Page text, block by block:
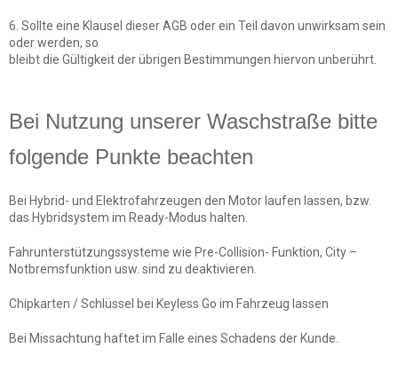
6. Sollte eine Klausel dieser AGB oder ein Teil davon unwirksam sein
oder werden, so
bleibt die Gültigkeit der übrigen Bestimmungen hiervon unberührt.
Bei Nutzung unserer Waschstraße bitte
folgende Punkte beachten
Bei Hybrid- und Elektrofahrzeugen den Motor laufen lassen, bzw.
das Hybridsystem im Ready-Modus halten.
Fahrunterstützungssysteme wie Pre-Collision- Funktion, City –
Notbremsfunktion usw. sind zu deaktivieren.
Chipkarten / Schlüssel bei Keyless Go im Fahrzeug lassen
Bei Missachtung haftet im Falle eines Schadens der Kunde.